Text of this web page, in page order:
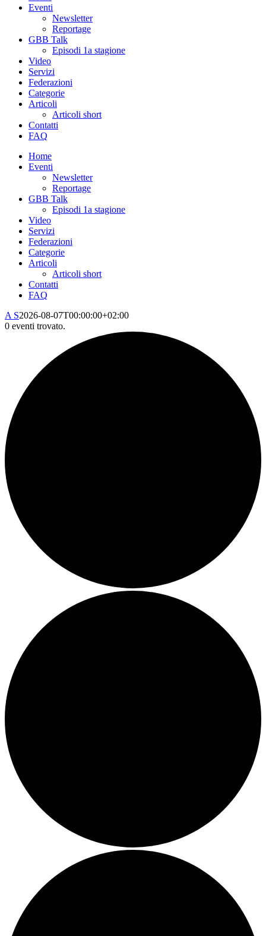
Eventi
Newsletter
Reportage
GBB Talk
Episodi 1a stagione
Video
Servizi
Federazioni
Categorie
Articoli
Articoli short
Contatti
FAQ
Home
Eventi
Newsletter
Reportage
GBB Talk
Episodi 1a stagione
Video
Servizi
Federazioni
Categorie
Articoli
Articoli short
Contatti
FAQ
A S2026-08-07T00:00:00+02:00
0 eventi trovato.